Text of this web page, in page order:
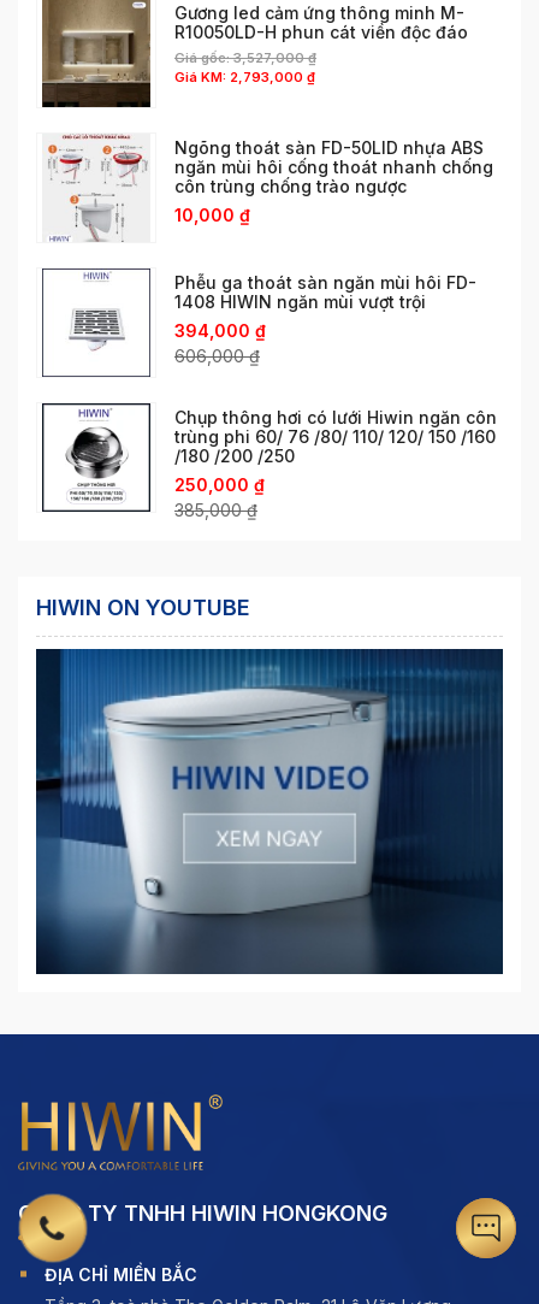
Gương led cảm ứng thông minh M-
R10050LD-H phun cát viền độc đáo
Giá gốc:3,527,000₫
Giá KM: 2,793,000 ₫
Ngõng thoát sàn FD-50LID nhựa ABS
ngăn mùi hôi cống thoát nhanh chống
côn trùng chống trào ngược
10,000 ₫
Phễu ga thoát sàn ngăn mùi hôi FD-
1408 HIWIN ngăn mùi vượt trội
394,000 ₫
606,000₫
Chụp thông hơi có lưới Hiwin ngăn côn
trùng phi 60/ 76 /80/ 110/ 120/ 150 /160
/180 /200 /250
250,000 ₫
385,000₫
HIWIN ON YOUTUBE
CÔNG TY TNHH HIWIN HONGKONG
ĐỊA CHỈ MIỀN BẮC